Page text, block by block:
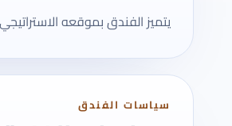
يتميز الفندق بموقعه
سياسات الفندق